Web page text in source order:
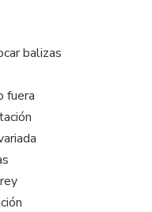
balizas
fuera